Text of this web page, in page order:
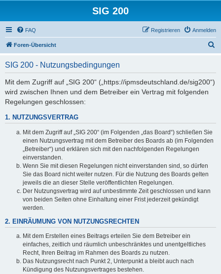
SIG 200
FAQ Anmelden
Registrieren
Foren-Übersicht
SIG 200 - Nutzungsbedingungen
Mit dem Zugriff auf „SIG 200“ („https://ipmsdeutschland.de/sig200“)
wird zwischen Ihnen und dem Betreiber ein Vertrag mit folgenden
Regelungen geschlossen:
1. NUTZUNGSVERTRAG
Mit dem Zugriff auf „SIG 200“ (im Folgenden „das Board“) schließen Sie
einen Nutzungsvertrag mit dem Betreiber des Boards ab (im Folgenden
„Betreiber“) und erklären sich mit den nachfolgenden Regelungen
einverstanden.
Wenn Sie mit diesen Regelungen nicht einverstanden sind, so dürfen
Sie das Board nicht weiter nutzen. Für die Nutzung des Boards gelten
jeweils die an dieser Stelle veröffentlichten Regelungen.
Der Nutzungsvertrag wird auf unbestimmte Zeit geschlossen und kann
von beiden Seiten ohne Einhaltung einer Frist jederzeit gekündigt
werden.
2. EINRÄUMUNG VON NUTZUNGSRECHTEN
Mit dem Erstellen eines Beitrags erteilen Sie dem Betreiber ein
einfaches, zeitlich und räumlich unbeschränktes und unentgeltliches
Recht, Ihren Beitrag im Rahmen des Boards zu nutzen.
Das Nutzungsrecht nach Punkt 2, Unterpunkt a bleibt auch nach
Kündigung des Nutzungsvertrages bestehen.